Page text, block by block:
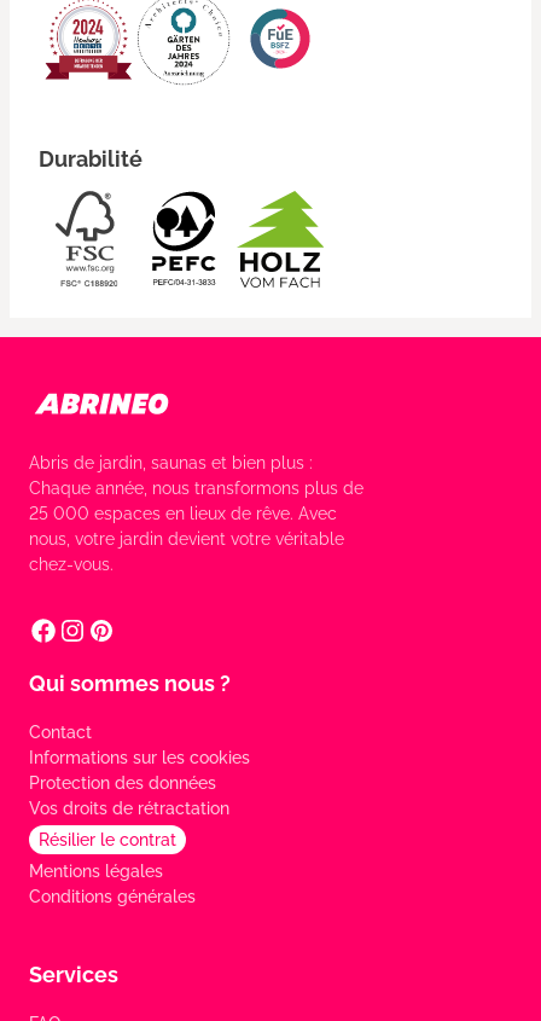
Durabilité
Abris de jardin, saunas et bien plus :
Chaque année, nous transformons plus de
25 000 espaces en lieux de rêve. Avec
nous, votre jardin devient votre véritable
chez-vous.
Qui sommes nous ?
Contact
Informations sur les cookies
Protection des données
Vos droits de rétractation
Résilier le contrat
Mentions légales
Conditions générales
Services